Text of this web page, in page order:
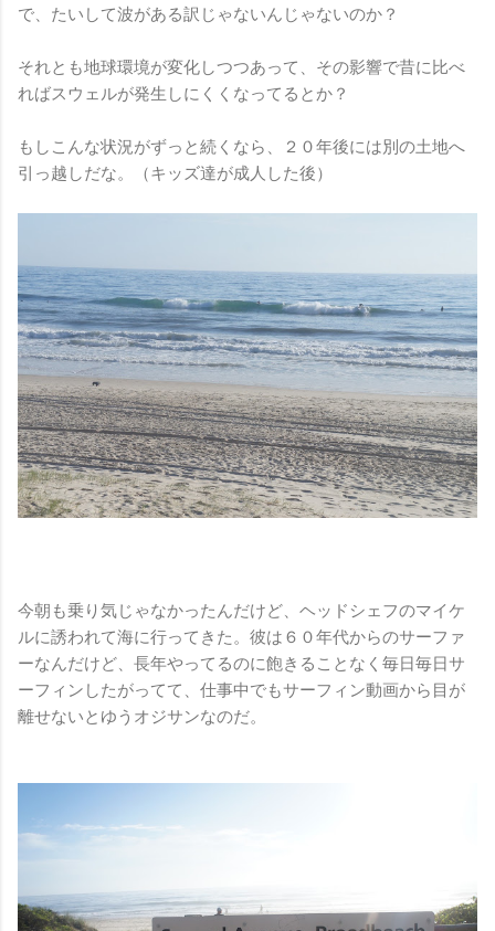
で、たいして波がある訳じゃないんじゃないのか？
それとも地球環境が変化しつつあって、その影響で昔に比べ
ればスウェルが発生しにくくなってるとか？
もしこんな状況がずっと続くなら、２０年後には別の土地へ
引っ越しだな。（キッズ達が成人した後）
今朝も乗り気じゃなかったんだけど、ヘッドシェフのマイケ
ルに誘われて海に行ってきた。彼は６０年代からのサーファ
ーなんだけど、長年やってるのに飽きることなく毎日毎日サ
ーフィンしたがってて、仕事中でもサーフィン動画から目が
離せないとゆうオジサンなのだ。